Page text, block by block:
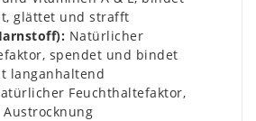
glättet und strafft
Natürlicher
spendet und bindet
langanhaltend
Feuchthaltefaktor,